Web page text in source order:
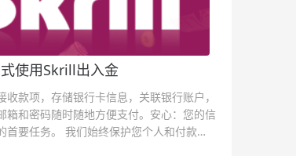
使用Skrill出入金
收款项，存储银行卡信息，关联银行账户，
箱和密码随时随地方便支付。安心：您的信
首要任务。 我们始终保护您个人和付款信